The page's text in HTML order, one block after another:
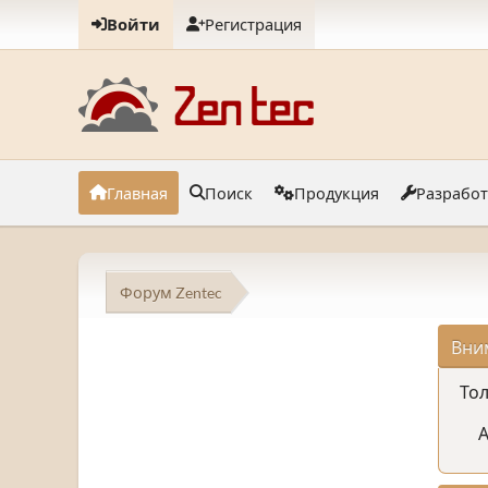
Войти Регистрация
Главная Поиск Продукция
Форум Zentec